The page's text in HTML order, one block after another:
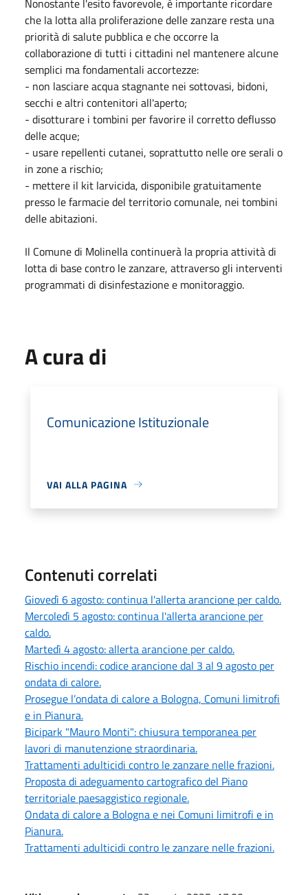
che la lotta alla proliferazione delle zanzare resta una
priorità di salute pubblica e che occorre la
collaborazione di tutti i cittadini nel mantenere alcune
semplici ma fondamentali accortezze:
- non lasciare acqua stagnante nei sottovasi, bidoni,
secchi e altri contenitori all'aperto;
- disotturare i tombini per favorire il corretto deflusso
delle acque;
- usare repellenti cutanei, soprattutto nelle ore serali o
in zone a rischio;
- mettere il kit larvicida, disponibile gratuitamente
presso le farmacie del territorio comunale, nei tombini
delle abitazioni.
Il Comune di Molinella continuerà la propria attività di
lotta di base contro le zanzare, attraverso gli interventi
programmati di disinfestazione e monitoraggio.
A cura di
Comunicazione Istituzionale
VAI ALLA PAGINA
Contenuti correlati
Giovedì 6 agosto: continua l'allerta arancione per caldo.
Mercoledì 5 agosto: continua l'allerta arancione per
caldo.
Martedì 4 agosto: allerta arancione per caldo.
Rischio incendi: codice arancione dal 3 al 9 agosto per
ondata di calore.
Prosegue l’ondata di calore a Bologna, Comuni limitrofi
e in Pianura.
Bicipark "Mauro Monti": chiusura temporanea per
lavori di manutenzione straordinaria.
Trattamenti adulticidi contro le zanzare nelle frazioni.
Proposta di adeguamento cartografico del Piano
territoriale paesaggistico regionale.
Ondata di calore a Bologna e nei Comuni limitrofi e in
Pianura.
Trattamenti adulticidi contro le zanzare nelle frazioni.